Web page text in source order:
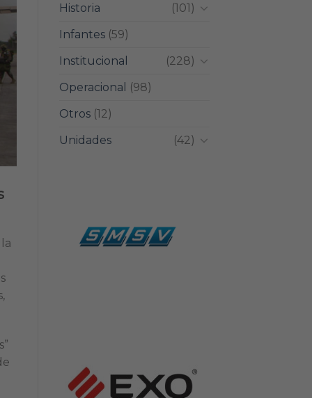
Historia
(101)
Infantes(59)
Institucional
(228)
Operacional
(98)
Otros(12)
Unidades
(42)